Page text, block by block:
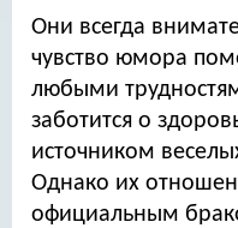
Они всегда
чувство юмора
любыми
заботится о
источником
Однако их
официальным